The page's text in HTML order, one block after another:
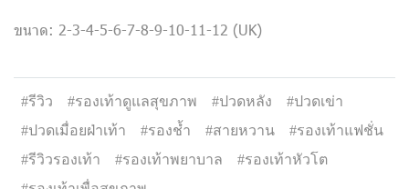
ขนาด: 2-3-4-5-6-7-8-9-10-11-12 (UK)
#รีวิว #รองเท้าดูแลสุขภาพ #ปวดหลัง
#ปวดเข่า
#ปวดเมื่อยฝ่าเท้า
#รองช้ำ #สายหวาน
#รองเท้าแฟชั่น
#รีวิวรองเท้า
#รองเท้าพยาบาล
#รองเท้าหัวโต